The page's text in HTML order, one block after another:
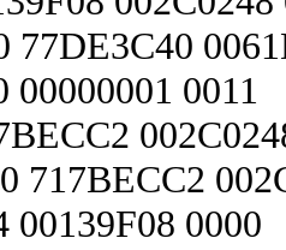
77DE3C40
00000001 0011
717BECC2
00139F08 0000